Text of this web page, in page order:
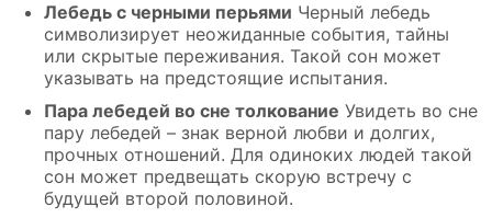
Лебедь с черными перьями Черный лебедь
символизирует неожиданные события, тайны
или скрытые переживания. Такой сон может
указывать на предстоящие испытания.
Пара лебедей во сне толкование Увидеть во сне
пару лебедей – знак верной любви и долгих,
прочных отношений. Для одиноких людей такой
сон может предвещать скорую встречу с
будущей второй половиной.